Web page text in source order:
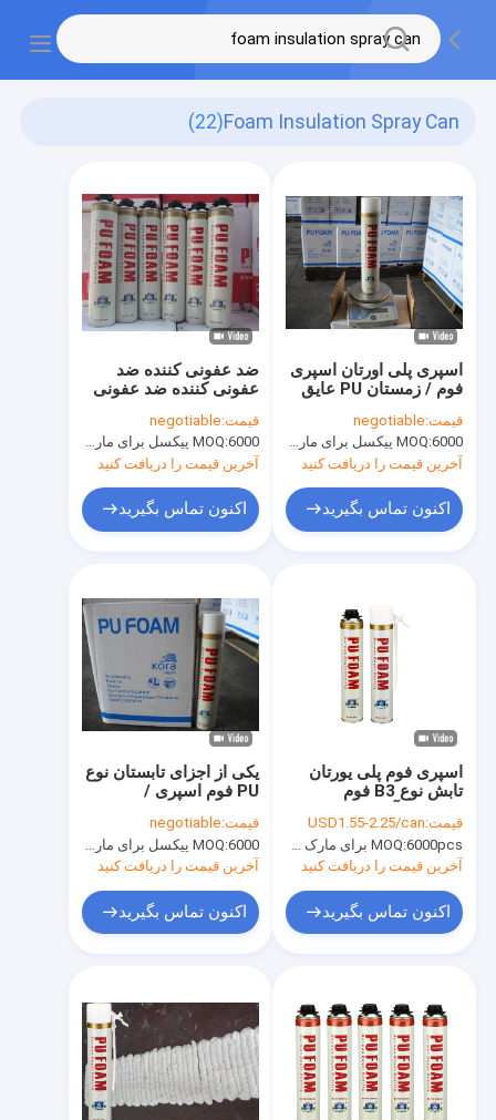
Foam Insulation Spray Can
(22)
ضد عفونی کننده ضد
عفونی کننده ضد عفونی
ضد عفونی کننده ضد
عفونی کننده ضد عفونی
کننده پلی اورتان B2
قیمت:negotiable
MOQ:6000 پیکسل برای مارک Aristo، 15000 پیکسل برای نام تجاری مشتری
آخرین قیمت را دریافت کنید
اکنون تماس بگیرید
اسپری پلی اورتان اسپری
فوم / زمستان PU عایق
قیمت:negotiable
MOQ:6000 پیکسل برای مارک Aristo، 15000 پیکسل برای نام تجاری مشتری
آخرین قیمت را دریافت کنید
اکنون تماس بگیرید
یکی از اجزای تابستان نوع
PU فوم اسپری /
Gun / Straw Type
قیمت:negotiable
MOQ:6000 پیکسل برای مارک Aristo، 15000 پیکسل برای نام تجاری مشتری
آخرین قیمت را دریافت کنید
اکنون تماس بگیرید
اسپری فوم پلی یورتان
تابش نوع B3 فوم
عایق / آب بندی
قیمت:USD1.55-2.25/can
MOQ:6000pcs برای مارک Aristo، 15000pcs برای نام تجاری OEM
آخرین قیمت را دریافت کنید
اکنون تماس بگیرید